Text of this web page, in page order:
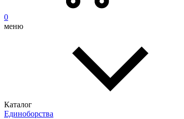
0
меню
Каталог
Единоборства